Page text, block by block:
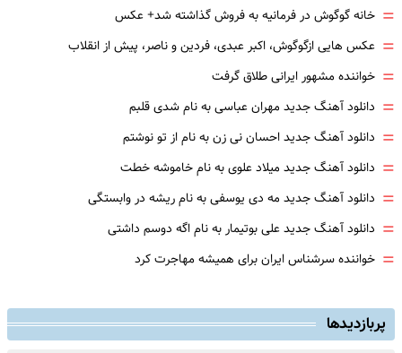
= خانه گوگوش در فرمانیه به فروش گذاشته شد+ عکس
= عکس هایی ازگوگوش، اکبر عبدی، فردین و ناصر، پیش از انقلاب
= خواننده مشهور ایرانی طلاق گرفت
= دانلود آهنگ جدید مهران عباسی به نام شدی قلبم
= دانلود آهنگ جدید احسان نی زن به نام از تو نوشتم
= دانلود آهنگ جدید میلاد علوی به نام خاموشه خطت
= دانلود آهنگ جدید مه دی یوسفی به نام ریشه در وابستگی
= دانلود آهنگ جدید علی بوتیمار به نام اگه دوسم داشتی
= خواننده سرشناس ایران برای همیشه مهاجرت کرد
پربازدیدها